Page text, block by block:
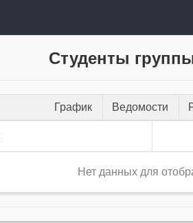
Студенты
График Ведомости
Нет данных для